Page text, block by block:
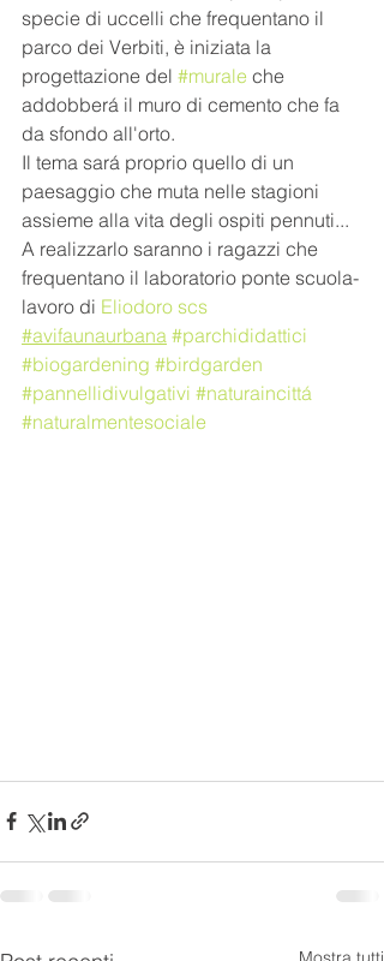
specie di uccelli che frequentano il
parco dei Verbiti, è iniziata la
progettazione del #murale che
addobberá il muro di cemento che fa
da sfondo all'orto.
Il tema sará proprio quello di un
paesaggio che muta nelle stagioni
assieme alla vita degli ospiti pennuti...
A realizzarlo saranno i ragazzi che
frequentano il laboratorio ponte scuola-
lavoro di Eliodoro scs
#avifaunaurbana #parchididattici
#biogardening #birdgarden
#pannellidivulgativi #naturaincittá
#naturalmentesociale